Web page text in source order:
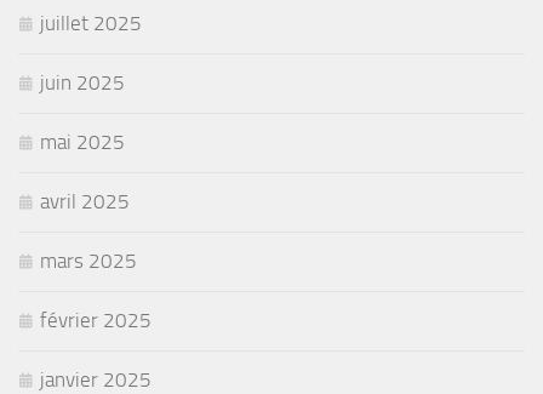
juillet 2025
juin 2025
mai 2025
avril 2025
mars 2025
février 2025
janvier 2025